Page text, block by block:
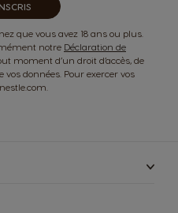
que vous avez 18 ans ou plus.
notre Déclaration de
moment d’un droit d’accès, de
données. Pour exercer vos